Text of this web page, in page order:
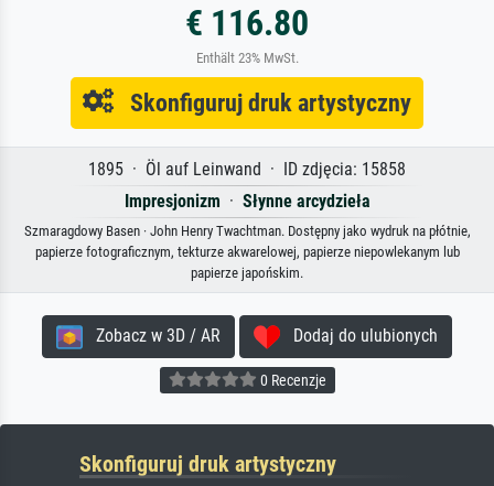
€ 116.80
Enthält 23% MwSt.
Skonfiguruj druk artystyczny
1895 · Öl auf Leinwand · ID zdjęcia: 15858
Impresjonizm · Słynne arcydzieła
Szmaragdowy Basen · John Henry Twachtman. Dostępny jako wydruk na płótnie,
papierze fotograficznym, tekturze akwarelowej, papierze niepowlekanym lub
papierze japońskim.
Zobacz w 3D / AR Dodaj do ulubionych
0 Recenzje
Skonfiguruj druk artystyczny